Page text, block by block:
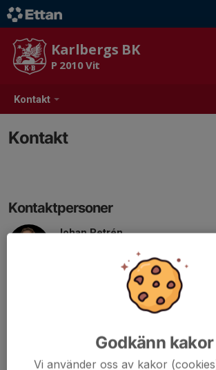
Kontakt
Karlbergs BK
P 2010 Vit
Kontakt
Kontaktpersoner
Johan Petrén
Mobil visas bara för inloggade
E-post visas bara för inloggade
Godkänn kakor
Vi använder oss av kakor